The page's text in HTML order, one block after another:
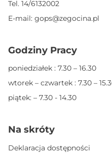
Tel. 14/6132002
E-mail: gops@zegocina.pl
Godziny Pracy
poniedziałek : 7.30 – 16.30
wtorek – czwartek : 7.30 –
piątek: – 7.30 - 14.30
Na skróty
Deklaracja dostępności